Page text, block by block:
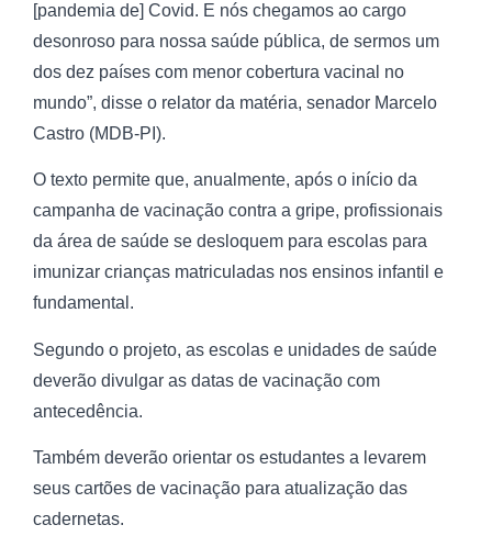
[pandemia de] Covid. E nós chegamos ao cargo
desonroso para nossa saúde pública, de sermos um
dos dez países com menor cobertura vacinal no
mundo”, disse o relator da matéria, senador Marcelo
Castro (MDB-PI).
O texto permite que, anualmente, após o início da
campanha de vacinação contra a gripe, profissionais
da área de saúde se desloquem para escolas para
imunizar crianças matriculadas nos ensinos infantil e
fundamental.
Segundo o projeto, as escolas e unidades de saúde
deverão divulgar as datas de vacinação com
antecedência.
Também deverão orientar os estudantes a levarem
seus cartões de vacinação para atualização das
cadernetas.